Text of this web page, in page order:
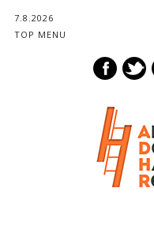
7.8.2026
TOP MENU